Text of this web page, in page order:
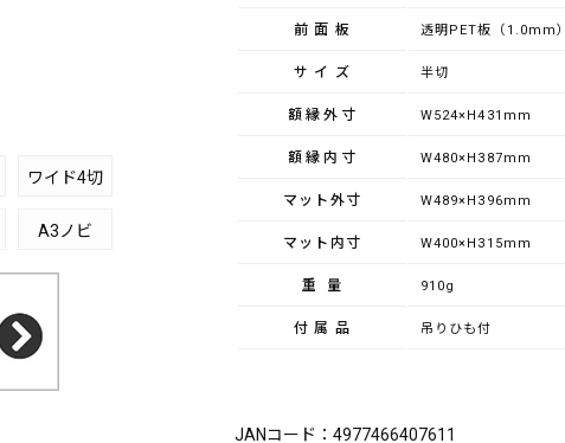
ワイド4切
A3ノビ
前面板 透明PET板（1.0mm）
サイズ 半切
額縁外寸 W524×H431mm
額縁内寸 W480×H387mm
マット外寸 W489×H396mm
マット内寸 W400×H315mm
重量 910g
付属品 吊りひも付
JANコード：4977466407611